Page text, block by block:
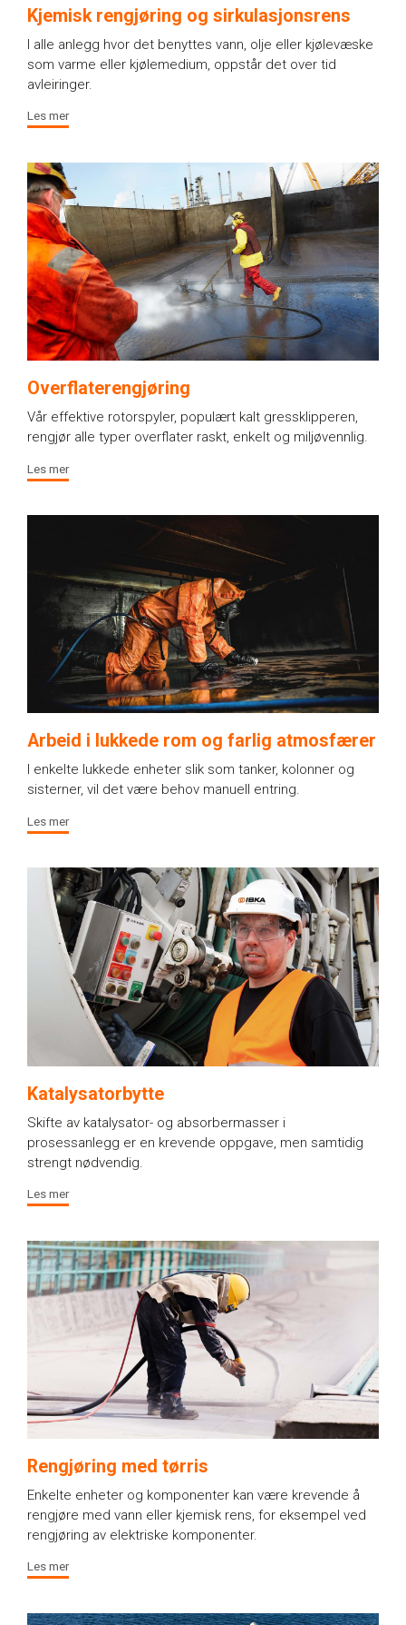
Kjemisk rengjøring og sirkulasjonsrens
I alle anlegg hvor det benyttes vann, olje eller kjølevæske
som varme eller kjølemedium, oppstår det over tid
avleiringer.
Les mer
Overflaterengjøring
Vår effektive rotorspyler, populært kalt gressklipperen,
rengjør alle typer overflater raskt, enkelt og miljøvennlig.
Les mer
Arbeid i lukkede rom og farlig atmosfærer
I enkelte lukkede enheter slik som tanker, kolonner og
sisterner, vil det være behov manuell entring.
Les mer
Katalysatorbytte
Skifte av katalysator- og absorbermasser i
prosessanlegg er en krevende oppgave, men samtidig
strengt nødvendig.
Les mer
Rengjøring med tørris
Enkelte enheter og komponenter kan være krevende å
rengjøre med vann eller kjemisk rens, for eksempel ved
rengjøring av elektriske komponenter.
Les mer